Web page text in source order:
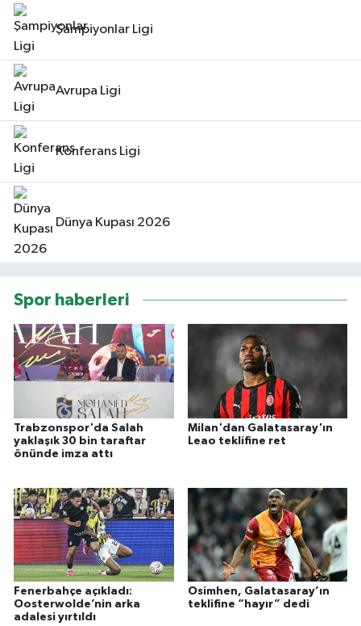
Şampiyonlar Ligi
Avrupa Ligi
Konferans Ligi
Dünya Kupası 2026
Spor haberleri
Trabzonspor'da Salah
yaklaşık 30 bin taraftar
önünde imza attı
Milan'dan Galatasaray'ın
Leao teklifine ret
Fenerbahçe açıkladı:
Oosterwolde’nin arka
adalesi yırtıldı
Osimhen, Galatasaray’ın
teklifine “hayır” dedi